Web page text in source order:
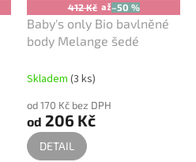
412 Kč až–50 %
Baby's only Bio bavlněné
body Melange šedé
Skladem (3 ks)
od 170 Kč bez DPH
od 206 Kč
DETAIL